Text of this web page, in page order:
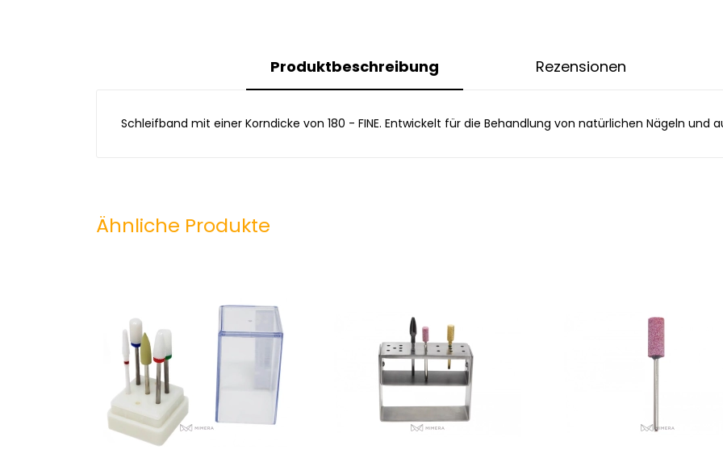
Produktbeschreibung Rezensionen
Schleifband mit einer Korndicke von 180 - FINE. Entwickelt für die Behandlung von natürlichen Nägeln und
Ähnliche Produkte